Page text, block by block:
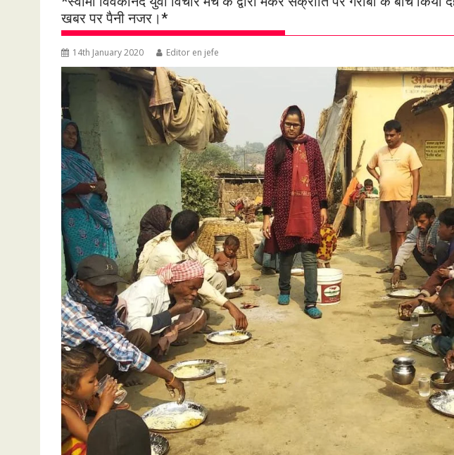
खबर पर पैनी नजर।*
14th January 2020 Editor en jefe